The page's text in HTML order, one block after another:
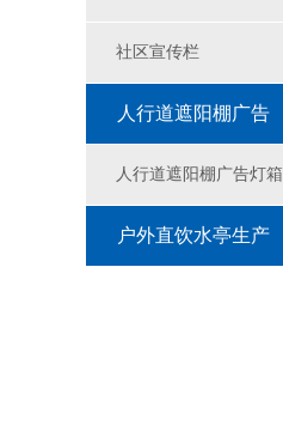
社区宣传栏
人行道遮阳棚广告
灯箱系列
人行道遮阳棚广告灯箱
户外直饮水亭生产